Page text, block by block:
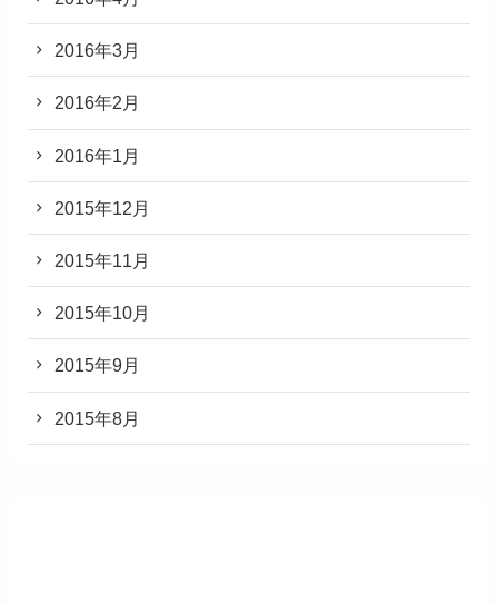
2016年3月
2016年2月
2016年1月
2015年12月
2015年11月
2015年10月
2015年9月
2015年8月